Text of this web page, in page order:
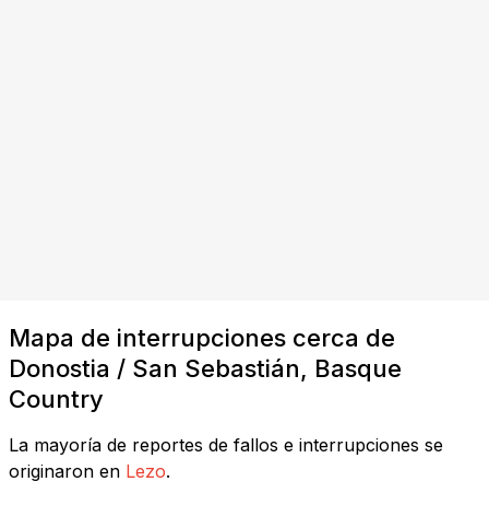
Mapa de interrupciones cerca de
Donostia / San Sebastián, Basque
Country
La mayoría de reportes de fallos e interrupciones se
originaron en Lezo.